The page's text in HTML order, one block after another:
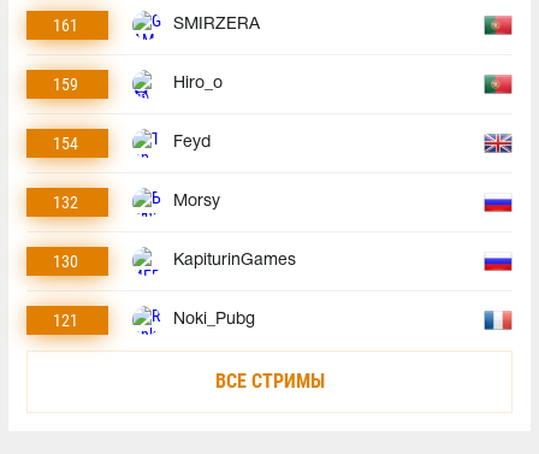
161 SMIRZERA
159 Hiro_o
154 Feyd
132 Morsy
130 KapiturinGames
121 Noki_Pubg
ВСЕ СТРИМЫ